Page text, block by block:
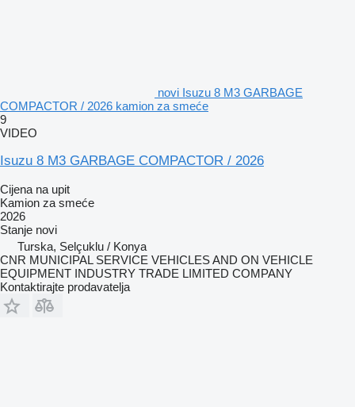
novi Isuzu 8 M3 GARBAGE
COMPACTOR / 2026 kamion za smeće
9
VIDEO
Isuzu 8 M3 GARBAGE COMPACTOR / 2026
Cijena na upit
Kamion za smeće
2026
Stanje novi
Turska, Selçuklu / Konya
CNR MUNICIPAL SERVICE VEHICLES AND ON VEHICLE
EQUIPMENT INDUSTRY TRADE LIMITED COMPANY
Kontaktirajte prodavatelja